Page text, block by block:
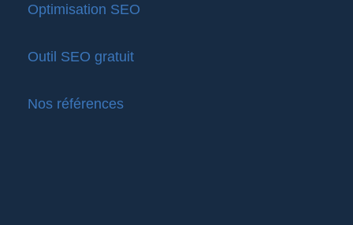
Optimisation SEO
Outil SEO gratuit
Nos références